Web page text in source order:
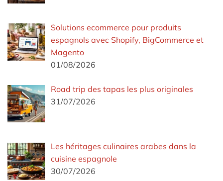
Solutions ecommerce pour produits
espagnols avec Shopify, BigCommerce et
Magento
01/08/2026
Road trip des tapas les plus originales
31/07/2026
Les héritages culinaires arabes dans la
cuisine espagnole
30/07/2026